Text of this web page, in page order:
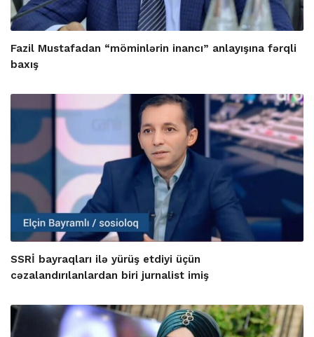
Fazil Mustafadan “möminlərin inancı” anlayışına fərqli
baxış
SSRİ bayraqları ilə yürüş etdiyi üçün
cəzalandırılanlardan biri jurnalist imiş